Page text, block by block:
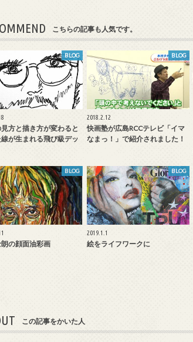
こちらの記事も人気です。
BLOG
見方と描き方が変わると
が生まれる飛び級デッ
BLOG
2018.2.12
快画塾が広島RCCテレビ「イマ
なまっ！」で紹介されました！
BLOG
の顔面油彩画
BLOG
2019.1.1
絵をライフワークに
この記事をかいた人